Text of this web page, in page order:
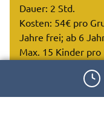
Dauer: 2 Std.
Kosten: 54€ pro
Jahre frei; ab 6
Max. 15 Kinder
Eine